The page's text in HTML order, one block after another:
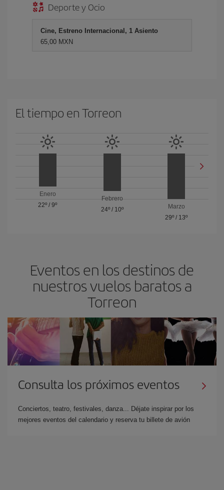
Deporte y Ocio
Cine, Estreno Internacional, 1 Asiento
65,00 MXN
El tiempo en Torreon
Enero
22º /9º
Febrero
24º/ 10º
Marzo
29º / 13º
Eventos en los destinos de
nuestros vuelos baratos a
Torreon
Consulta los próximos eventos
Conciertos, teatro, festivales, danza... Déjate inspirar por los
mejores eventos del calendario y reserva tu billete de avión